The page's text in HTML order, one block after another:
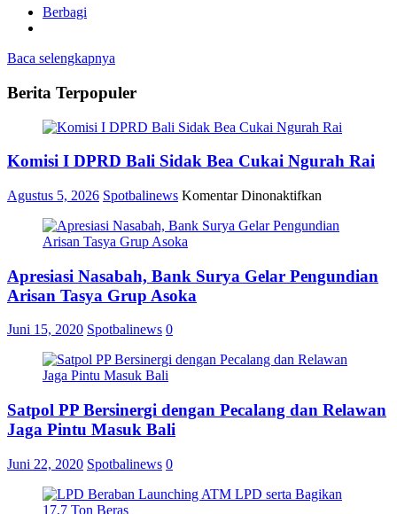
Berbagi
Baca selengkapnya
Berita Terpopuler
Komisi I DPRD Bali Sidak Bea Cukai Ngurah Rai
Agustus 5, 2026 Spotbalinews Komentar Dinonaktifkan
I
Sidak
Bea
Apresiasi Nasabah, Bank Surya Gelar Pengundian
Arisan Tasya Grup Asoka
Juni 15, 2020 Spotbalinews 0
Satpol PP Bersinergi dengan Pecalang dan Relawan
Jaga Pintu Masuk Bali
Juni 22, 2020 Spotbalinews 0